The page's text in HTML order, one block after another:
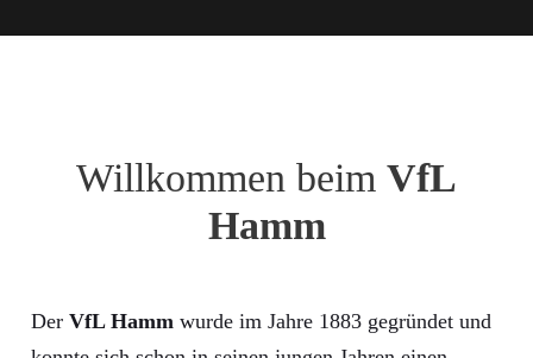
Willkommen beim VfL
Hamm
Der VfL Hamm wurde im Jahre 1883 gegründet und